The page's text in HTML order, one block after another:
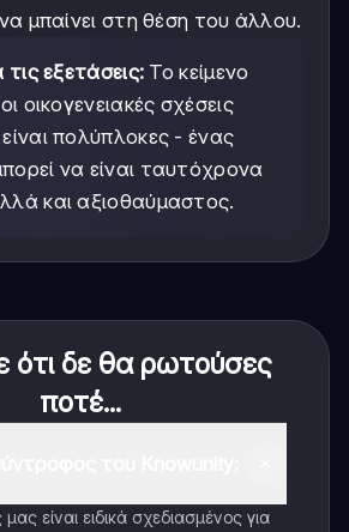
μπαίνει στη θέση του άλλου.
τις εξετάσεις: Το κείμενο
οικογενειακές σχέσεις
πολύπλοκες - ένας
να είναι ταυτόχρονα
και αξιοθαύμαστος.
ότι δε θα ρωτούσες
ποτέ...
είναι ειδικά σχεδιασμένος για